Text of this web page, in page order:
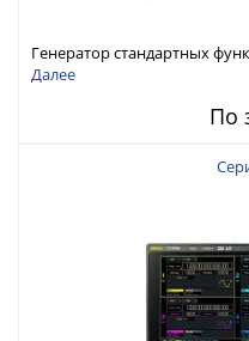
Генератор стандартных
формы Rigol серии DG800
Далее
По